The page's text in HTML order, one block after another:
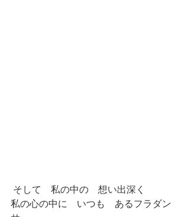
そして　私の中の　想い出深く
私の心の中に　いつも　あるフラダン